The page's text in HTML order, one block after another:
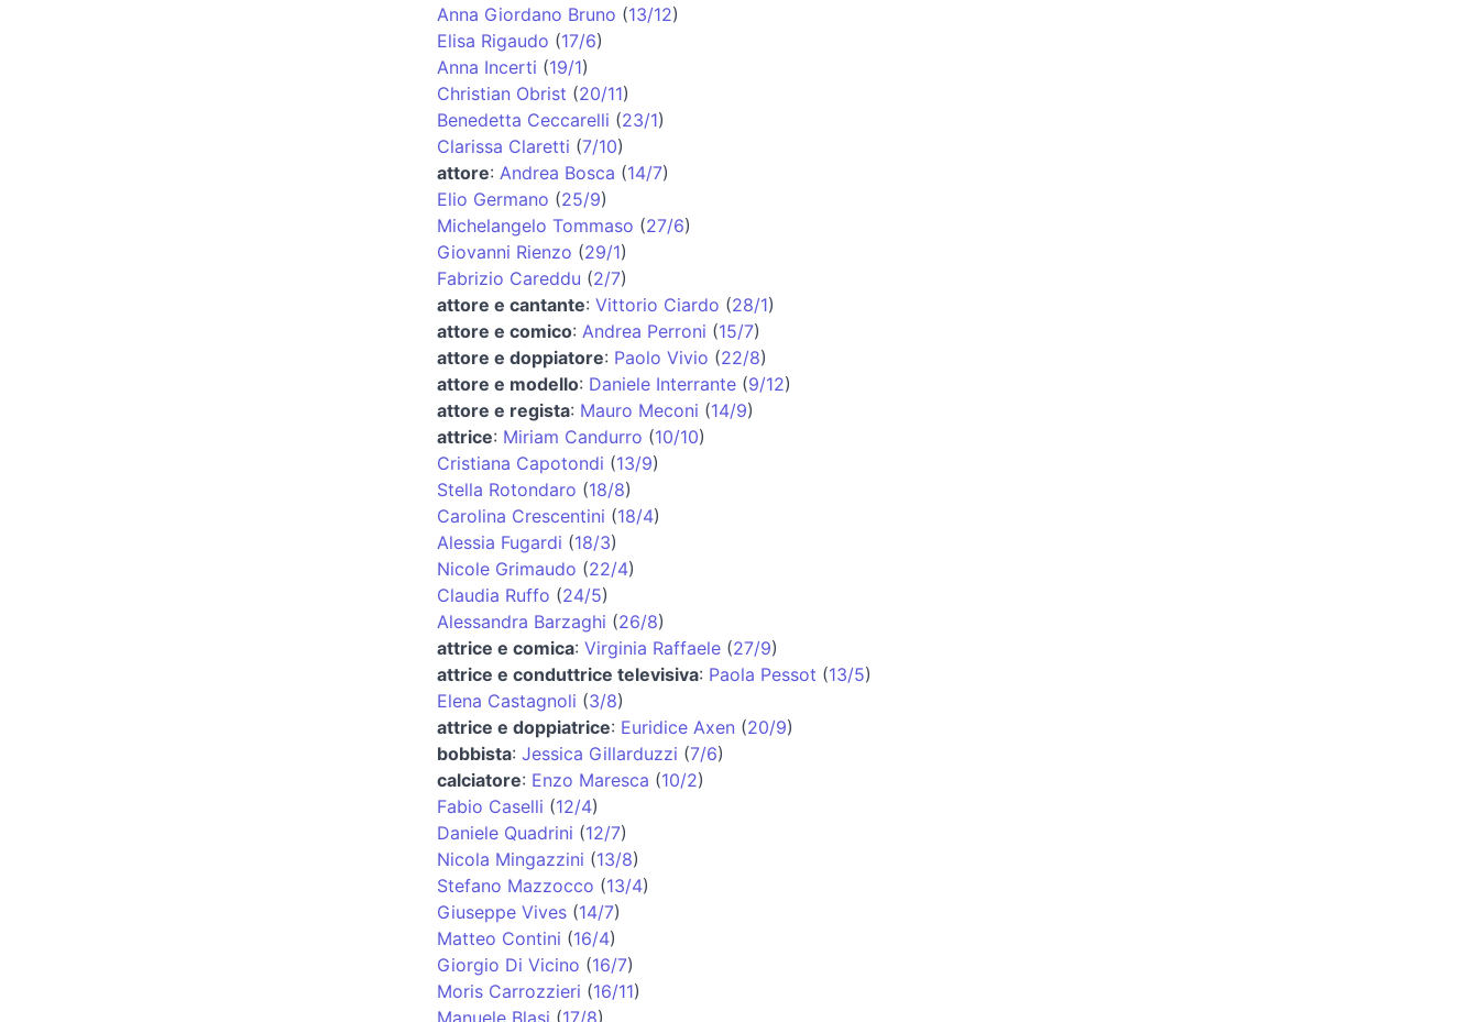
Anna Giordano Bruno (13/12)
Elisa Rigaudo (17/6)
Anna Incerti (19/1)
Christian Obrist (20/11)
Benedetta Ceccarelli (23/1)
Clarissa Claretti (7/10)
attore: Andrea Bosca (14/7)
Elio Germano (25/9)
Michelangelo Tommaso (27/6)
Giovanni Rienzo (29/1)
Fabrizio Careddu (2/7)
attore e cantante: Vittorio Ciardo (28/1)
attore e comico: Andrea Perroni (15/7)
attore e doppiatore: Paolo Vivio (22/8)
attore e modello: Daniele Interrante (9/12)
attore e regista: Mauro Meconi (14/9)
attrice: Miriam Candurro (10/10)
Cristiana Capotondi (13/9)
Stella Rotondaro (18/8)
Carolina Crescentini (18/4)
Alessia Fugardi (18/3)
Nicole Grimaudo (22/4)
Claudia Ruffo (24/5)
Alessandra Barzaghi (26/8)
attrice e comica: Virginia Raffaele (27/9)
attrice e conduttrice televisiva: Paola Pessot (13/5)
Elena Castagnoli (3/8)
attrice e doppiatrice: Euridice Axen (20/9)
bobbista: Jessica Gillarduzzi (7/6)
calciatore: Enzo Maresca (10/2)
Fabio Caselli (12/4)
Daniele Quadrini (12/7)
Nicola Mingazzini (13/8)
Stefano Mazzocco (13/4)
Giuseppe Vives (14/7)
Matteo Contini (16/4)
Giorgio Di Vicino (16/7)
Moris Carrozzieri (16/11)
Manuele Blasi (17/8)